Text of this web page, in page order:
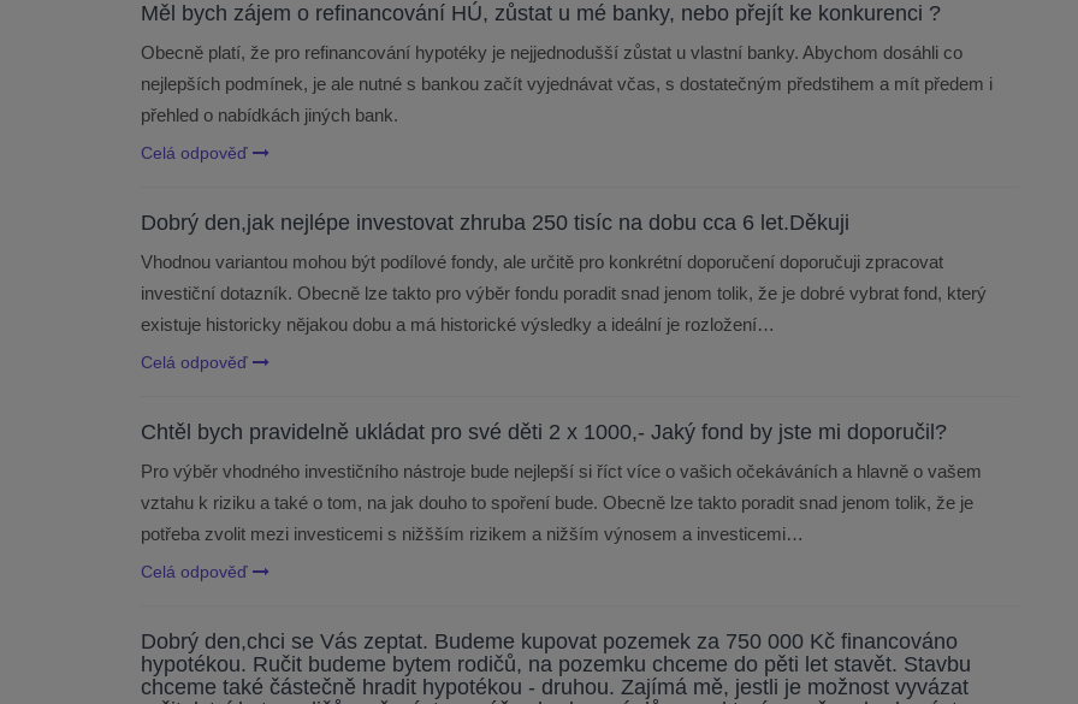
Měl bych zájem o refinancování HÚ, zůstat u mé banky, nebo přejít ke konkurenci ?
Obecně platí, že pro refinancování hypotéky je nejjednodušší zůstat u vlastní banky. Abychom dosáhli co
nejlepších podmínek, je ale nutné s bankou začít vyjednávat včas, s dostatečným předstihem a mít předem i
přehled o nabídkách jiných bank.
Celá odpověď
Dobrý den,jak nejlépe investovat zhruba 250 tisíc na dobu cca 6 let.Děkuji
Vhodnou variantou mohou být podílové fondy, ale určitě pro konkrétní doporučení doporučuji zpracovat
investiční dotazník. Obecně lze takto pro výběr fondu poradit snad jenom tolik, že je dobré vybrat fond, který
existuje historicky nějakou dobu a má historické výsledky a ideální je rozložení…
Celá odpověď
Chtěl bych pravidelně ukládat pro své děti 2 x 1000,- Jaký fond by jste mi doporučil?
Pro výběr vhodného investičního nástroje bude nejlepší si říct více o vašich očekáváních a hlavně o vašem
vztahu k riziku a také o tom, na jak douho to spoření bude. Obecně lze takto poradit snad jenom tolik, že je
potřeba zvolit mezi investicemi s nižšším rizikem a nižším výnosem a investicemi…
Celá odpověď
Dobrý den,chci se Vás zeptat. Budeme kupovat pozemek za 750 000 Kč financováno
hypotékou. Ručit budeme bytem rodičů, na pozemku chceme do pěti let stavět. Stavbu
chceme také částečně hradit hypotékou - druhou. Zajímá mě, jestli je možnost vyvázat